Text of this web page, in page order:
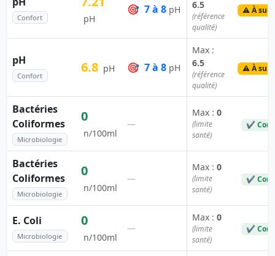
Confort pH
🎯 7 à 8 pH
6.5
(référence
qualité)
⚠️ À
pH
Confort
6.8 pH 🎯 7 à 8 pH
Max :
6.5
(référence
qualité)
⚠️ À
Bactéries
Coliformes
Microbiologie
0
n/100ml
—
Max : 0
(limite
santé)
✔
Bactéries
Coliformes
Microbiologie
0
n/100ml
—
Max : 0
(limite
santé)
✔
E. Coli
Microbiologie
0
n/100ml
—
Max : 0
(limite
santé)
✔